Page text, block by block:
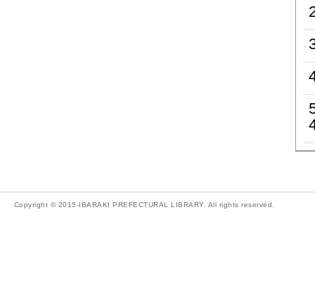
Copyright © 2015-IBARAKI PREFECTURAL LIBRARY. All rights reserved.